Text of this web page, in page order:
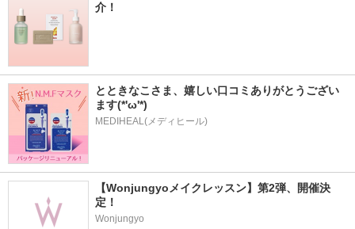
介！
とときなこさま、嬉しい口コミありがとうござい
ます(*'ω'*)
MEDIHEAL(メディヒール)
【Wonjungyoメイクレッスン】第2弾、開催決
定！
Wonjungyo